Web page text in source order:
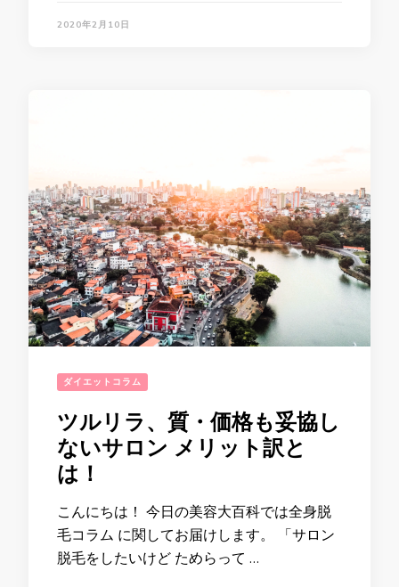
2020年2月10日
ダイエットコラム
ツルリラ、質・価格も妥協し
ないサロン メリット訳と
は！
こんにちは！ 今日の美容大百科では全身脱
毛コラム に関してお届けします。 「サロン
脱毛をしたいけど ためらって …